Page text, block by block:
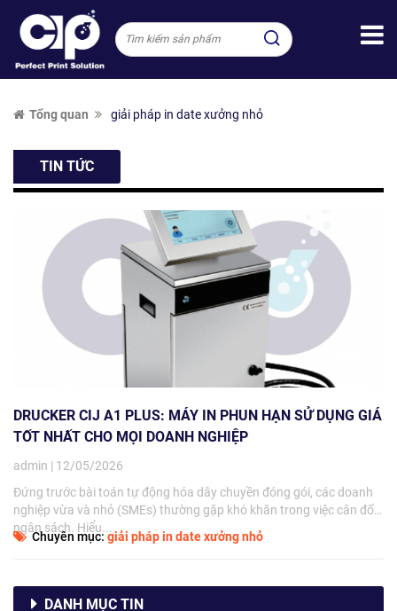
Tổng quan giải pháp in date xưởng nhỏ
TIN TỨC
DRUCKER CIJ A1 PLUS: MÁY IN PHUN HẠN SỬ DỤNG GIÁ
TỐT NHẤT CHO MỌI DOANH NGHIỆP
admin | 12/05/2026
Đứng trước bài toán tự động hóa dây chuyền đóng gói, các doanh
nghiệp vừa và nhỏ (SMEs) thường gặp khó khăn trong việc cân đối
ngân sách. Hiểu...
Chuyên mục:giải pháp in date xưởng nhỏ
DANH MỤC TIN